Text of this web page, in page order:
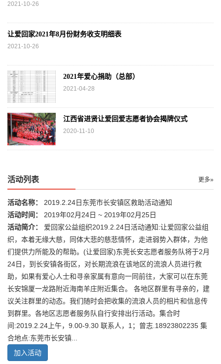
2021-10-26
让爱回家2021年8月份财务收支明细表
2021-10-26
2021年爱心捐助（总部）
2021-04-28
江西省进贤让爱回爱志愿者协会揭牌仪式
2020-11-10
活动列表 更多»
活动名称：
2019.2.24日东莞市长安镇区救助活动通知
活动时间：
2019年02月24日 ~ 2019年02月25日
活动简介：
爱回家公益组织2019.2.24日活动通知:让爱回家公益组
织，本着无缘大慈，同体大悲的慈悲情怀，走进弱势入群体，为他
们提供力所能及的帮助。(让爱回家)东莞长安志愿者服务队将于2月
24日，到长安镇各街区，对长期流浪在该地区的流浪人员进行救
助，如果有爱心人士和寻亲家属有意向一同前往，大家可以在东莞
长安锦厦一龙路附近海南羊庄附近集合。 各地区群里有寻亲的，建
议关注群里的动态。我们随时会把收集的流浪人员的相片和信息传
到群里。各地区志愿者服务队自行安排出行活动。集合时
间:2019.2.24上午，9.00-9.30 联系人，1；曾志.18923802235 集
合地点:东莞市长安镇...
加入活动